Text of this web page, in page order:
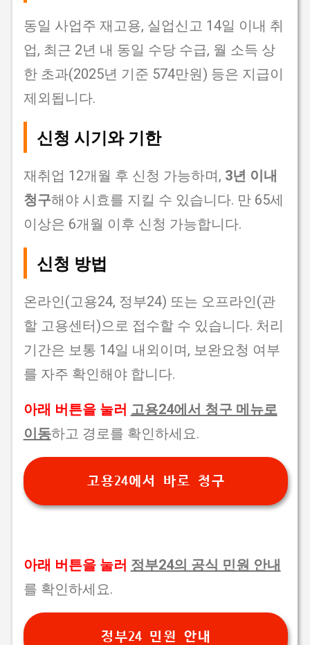
동일 사업주 재고용, 실업신고 14일 이내 취
업, 최근 2년 내 동일 수당 수급, 월 소득 상
한 초과(2025년 기준 574만원) 등은 지급이
제외됩니다.
신청 시기와 기한
재취업 12개월 후 신청 가능하며, 3년 이내
청구해야 시효를 지킬 수 있습니다. 만 65세
이상은 6개월 이후 신청 가능합니다.
신청 방법
온라인(고용24, 정부24) 또는 오프라인(관
할 고용센터)으로 접수할 수 있습니다. 처리
기간은 보통 14일 내외이며, 보완요청 여부
를 자주 확인해야 합니다.
아래 버튼을 눌러 고용24에서 청구 메뉴로
이동하고 경로를 확인하세요.
고용24에서 바로 청구
아래 버튼을 눌러 정부24의 공식 민원 안내
를 확인하세요.
정부24 민원 안내